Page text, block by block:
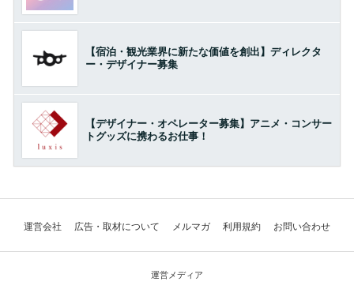
【宿泊・観光業界に新たな価値を創出】ディレクタ
ー・デザイナー募集
【デザイナー・オペレーター募集】アニメ・コンサー
トグッズに携わるお仕事！
運営会社 広告・取材について メルマガ 利用規約 お問い合わせ
運営メディア